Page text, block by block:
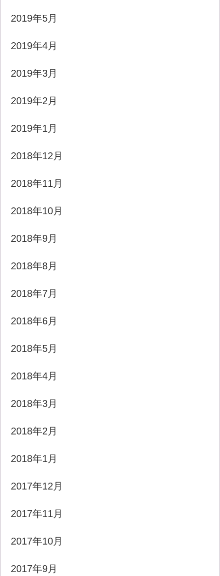
2019年5月
2019年4月
2019年3月
2019年2月
2019年1月
2018年12月
2018年11月
2018年10月
2018年9月
2018年8月
2018年7月
2018年6月
2018年5月
2018年4月
2018年3月
2018年2月
2018年1月
2017年12月
2017年11月
2017年10月
2017年9月